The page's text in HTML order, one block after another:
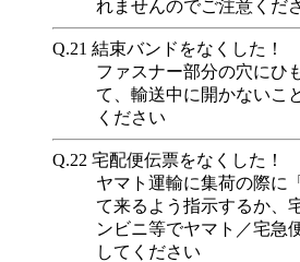
れませんのでご注意くだ
Q.21 結束バンドをなくした！
ファスナー部分の穴にひ
て、輸送中に開かないこ
ください
Q.22 宅配便伝票をなくした！
ヤマト運輸に集荷の際に
て来るよう指示するか、
ンビニ等でヤマト／宅急
してください